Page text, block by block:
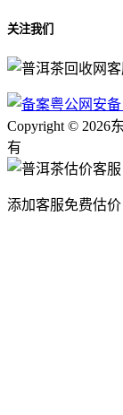
关注我们
粤公网安备
Copyright © 2026
有
添加客服免费估价